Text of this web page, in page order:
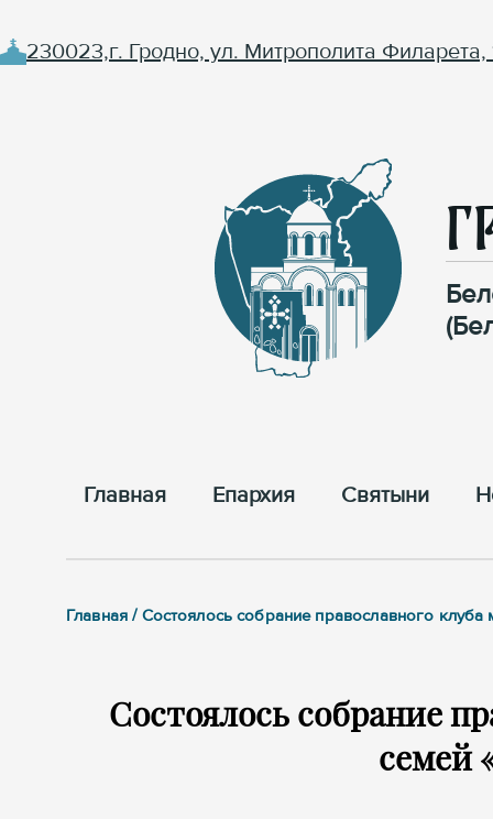
230023,г. Гродно, ул. Митрополита Филарета,
Главная Епархия Cвятыни
Главная / Состоялось собрание православного
Состоялось собрание
семей